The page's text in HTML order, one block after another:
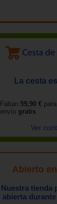
La cesta
Faltan 59,90 €
envío gratis
Ver
Abierto
Nuestra tienda
abierta